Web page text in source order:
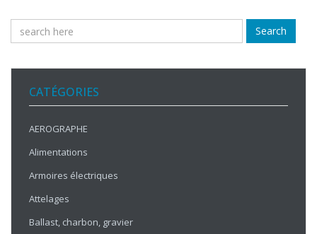
Search
CATÉGORIES
AEROGRAPHE
Alimentations
Armoires électriques
Attelages
Ballast, charbon, gravier